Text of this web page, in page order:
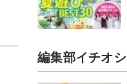
編集部イチオシ